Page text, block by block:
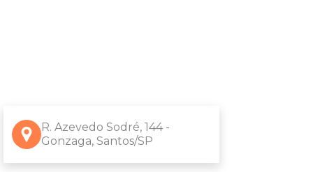
R. Azevedo Sodré, 144 -
Gonzaga, Santos/SP